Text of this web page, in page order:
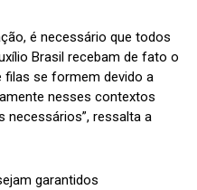
é necessário que todos
Brasil recebam de fato o
filas se formem devido a
nesses contextos
necessários”, ressalta a
garantidos